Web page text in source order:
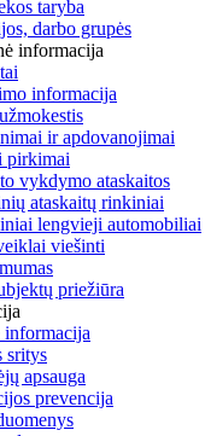
taryba
darbo grupės
informacija
informacija
ir apdovanojimai
pirkimai
vykdymo ataskaitos
ataskaitų rinkiniai
lengvieji automobiliai
viešinti
priežiūra
informacija
sritys
apsauga
prevencija